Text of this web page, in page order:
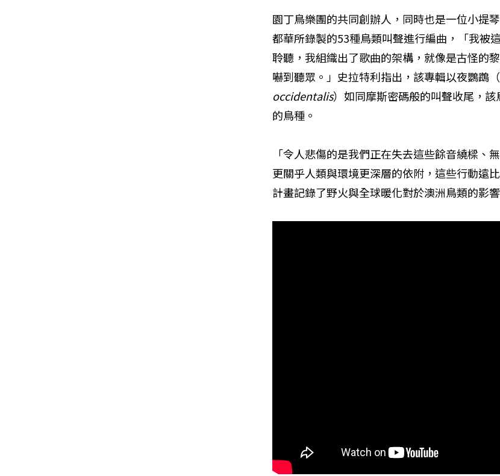
園丁鳥樂團的共同創辦人，同時也是一位小提
都華所錄製的53種鳥類叫聲進行編曲，「我被
聆聽，我組織出了歌曲的架構，就像是古怪的
嚇到聽眾。」史拉特利指出，該專輯以夜鸚鵡
occidentalis）如同摩斯密碼般的叫聲收尾，
的鳥種。
「令人悲傷的是我們正在失去這些餘音繞樑、
更關乎人類與環境更深層的依附，這些行動遠
計畫記錄了野火與全球暖化對於澳洲鳥類的影響